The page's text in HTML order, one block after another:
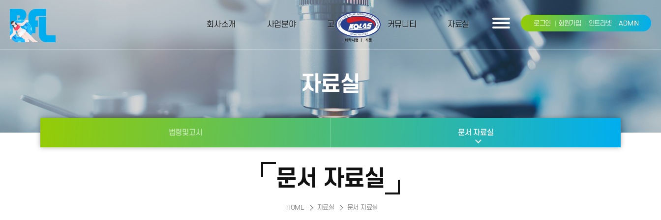
회사소개 사업분야 고객지원 커뮤니티 자료실 로그인 회원가입 인트라넷 ADMIN
자료실
법령및고시 문서 자료실
문서 자료실
HOME 자료실 문서 자료실